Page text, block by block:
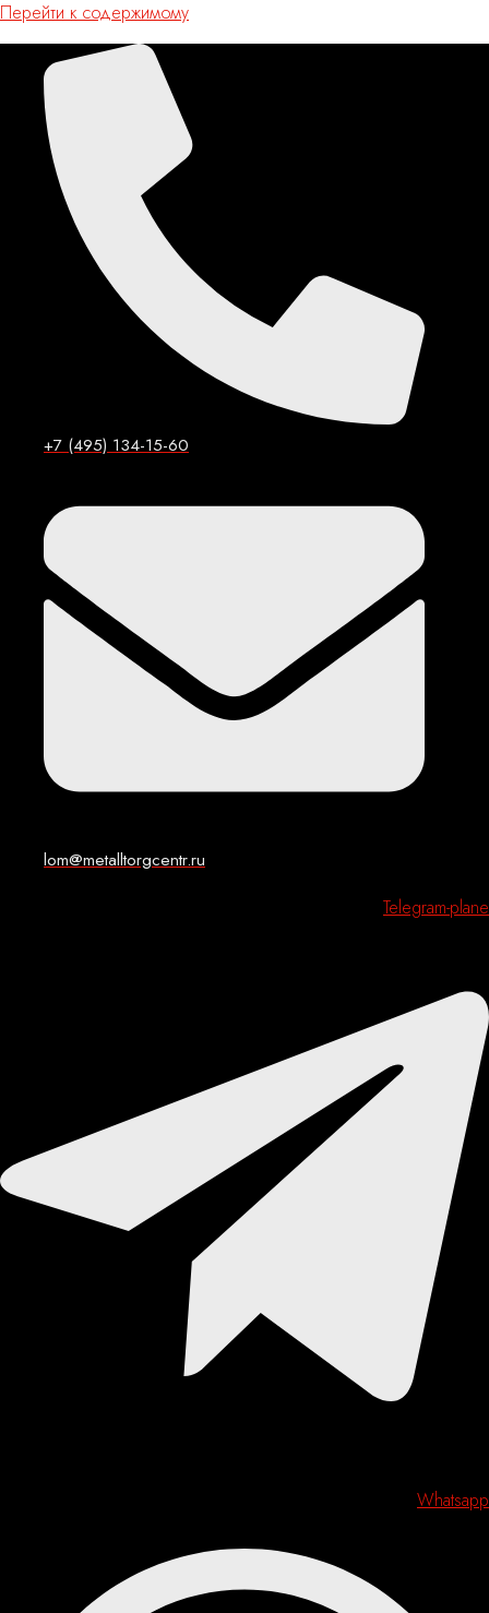
Перейти к содержимому
+7 (495) 134-15-60
lom@metalltorgcentr.ru
Telegram-plane
Whatsapp